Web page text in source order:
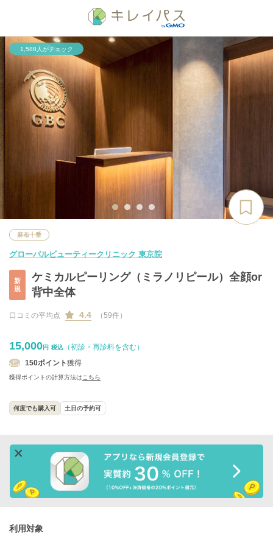
1,588人がチェック
麻布十番
グローバルビューティークリニック 東京院
新
規
ケミカルピーリング（ミラノリピール）全顔or
背中全体
口コミの平均点 4.4 （59件）
15,000円 税込
（初診・再診料を含む）
150ポイント獲得
獲得ポイントの計算方法はこちら
何度でも購入可 土日の予約可
利用対象